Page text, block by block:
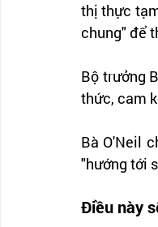
thị thực
chung" để
Bộ trưởng
thức, cam
Bà O'Neil
"hướng tới
Điều này